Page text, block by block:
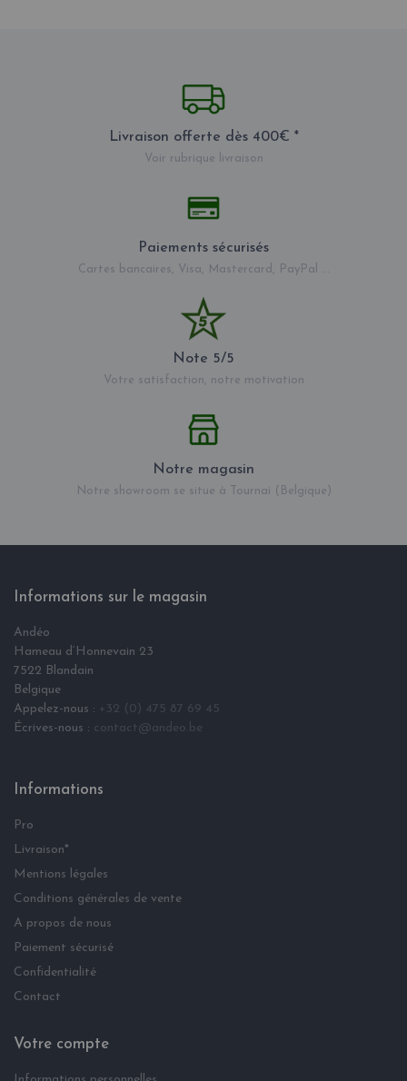
Livraison offerte dès 400€ *
Voir rubrique livraison
Paiements sécurisés
Cartes bancaires, Visa, Mastercard, PayPal ...
Note 5/5
Votre satisfaction, notre motivation
Notre magasin
Notre showroom se situe à Tournai (Belgique)
Informations sur le magasin
Andéo
Hameau d‘Honnevain 23
7522 Blandain
Belgique
Appelez-nous : +32 (0) 475 87 69 45
Écrives-nous : contact@andeo.be
Informations
Pro
Livraison*
Mentions légales
Conditions générales de vente
A propos de nous
Paiement sécurisé
Confidentialité
Contact
Votre compte